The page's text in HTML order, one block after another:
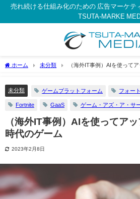
売れ続ける仕組み化のための 広告マーケテ
TSUTA-MARKE
ホーム 未分類
（海外IT事例）AIを使って
未分類 ゲームプラットフォーム フォー
Fortnite GaaS ゲーム・アズ・ア・サ
（海外IT事例）AIを使ってア
時代のゲーム
2023年2月8日